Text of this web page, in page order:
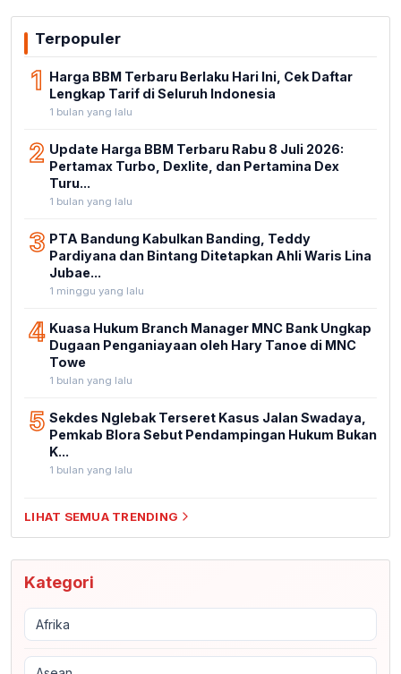
Terpopuler
1 Harga BBM Terbaru Berlaku Hari Ini, Cek Daftar
Lengkap Tarif di Seluruh Indonesia
1 bulan yang lalu
2 Update Harga BBM Terbaru Rabu 8 Juli 2026:
Pertamax Turbo, Dexlite, dan Pertamina Dex
Turu...
1 bulan yang lalu
3 PTA Bandung Kabulkan Banding, Teddy
Pardiyana dan Bintang Ditetapkan Ahli Waris Lina
Jubae...
1 minggu yang lalu
4 Kuasa Hukum Branch Manager MNC Bank Ungkap
Dugaan Penganiayaan oleh Hary Tanoe di MNC
Towe
1 bulan yang lalu
5 Sekdes Nglebak Terseret Kasus Jalan Swadaya,
Pemkab Blora Sebut Pendampingan Hukum Bukan
K...
1 bulan yang lalu
LIHAT SEMUA TRENDING
Kategori
Afrika